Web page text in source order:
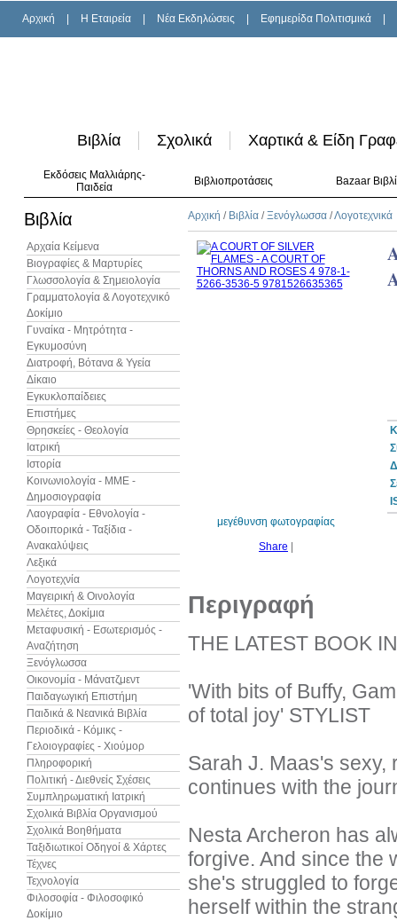
Αρχική H Εταιρεία Νέα Εκδηλώσεις Εφημερίδα Πολιτισμικά
Βιβλία Σχολικά Χαρτικά & Είδη
Εκδόσεις Μαλλιάρης-
Παιδεία
Βιβλιοπροτάσεις Bazaar
Βιβλία
Αρχαία Κείμενα
Βιογραφίες & Μαρτυρίες
Γλωσσολογία & Σημειολογία
Γραμματολογία & Λογοτεχνικό
Δοκίμιο
Γυναίκα - Μητρότητα -
Εγκυμοσύνη
Διατροφή, Βότανα & Υγεία
Δίκαιο
Εγκυκλοπαίδειες
Επιστήμες
Θρησκείες - Θεολογία
Ιατρική
Ιστορία
Κοινωνιολογία - ΜΜΕ -
Δημοσιογραφία
Λαογραφία - Εθνολογία -
Οδοιπορικά - Ταξίδια -
Ανακαλύψεις
Λεξικά
Λογοτεχνία
Μαγειρική & Οινολογία
Μελέτες, Δοκίμια
Μεταφυσική - Εσωτερισμός -
Αναζήτηση
Ξενόγλωσσα
Οικονομία - Μάνατζμεντ
Παιδαγωγική Επιστήμη
Παιδικά & Νεανικά Βιβλία
Περιοδικά - Κόμικς -
Γελοιογραφίες - Χιούμορ
Πληροφορική
Πολιτική - Διεθνείς Σχέσεις
Συμπληρωματική Ιατρική
Σχολικά Βιβλία Οργανισμού
Σχολικά Βοηθήματα
Ταξιδιωτικοί Οδηγοί & Χάρτες
Τέχνες
Τεχνολογία
Φιλοσοφία - Φιλοσοφικό
Δοκίμιο
Αρχική / Βιβλία /Ξενόγλωσσα /Λογοτεχνικά
μεγέθυνση φωτογραφίας
Share
Περιγραφή
THE LATEST BOOK
'With bits of Buffy,
of total joy' STYLIST
Sarah J. Maas's sexy,
continues with the
Nesta Archeron has
forgive. And since the
she's struggled to
herself within the